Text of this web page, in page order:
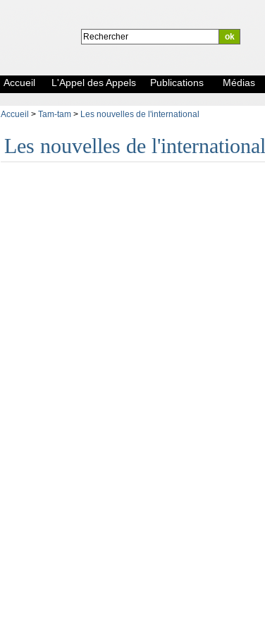
Accueil L'Appel des Appels Publications Médias
Accueil > Tam-tam> Les nouvelles de l'international
Les nouvelles de l'international